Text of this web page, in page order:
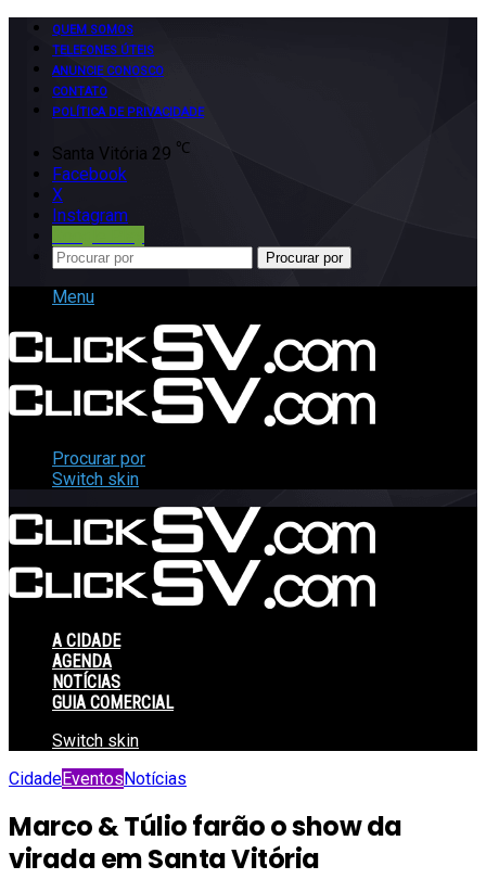
QUEM SOMOS
TELEFONES ÚTEIS
ANUNCIE CONOSCO
CONTATO
POLÍTICA DE PRIVACIDADE
Santa Vitória 29 ℃
Facebook
X
Instagram
Procurar por
Menu
Procurar por
Switch skin
A CIDADE
AGENDA
NOTÍCIAS
GUIA COMERCIAL
Switch skin
CidadeEventos Notícias
Marco & Túlio farão o show da
virada em Santa Vitória